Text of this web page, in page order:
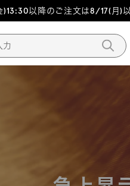
以降のご注文は8/17(月)